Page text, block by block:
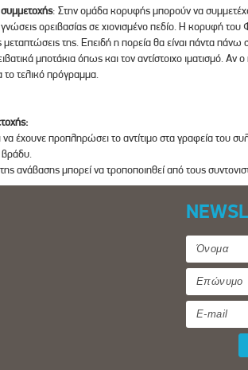
: Στην ομάδα κορυφής μπορούν να
ορειβασίας σε χιονισμένο πεδίο. Η κορυφή
μεταπτώσεις της. Επειδή η πορεία θα είναι πάντα πάνω
μποτάκια όπως και τον αντίστοιχο ιματισμό. Αν
το τελικό πρόγραμμα.
έχουνε προπληρώσει το αντίτιμο στα γραφεία του
ανάβασης μπορεί να τροποποιηθεί από τους